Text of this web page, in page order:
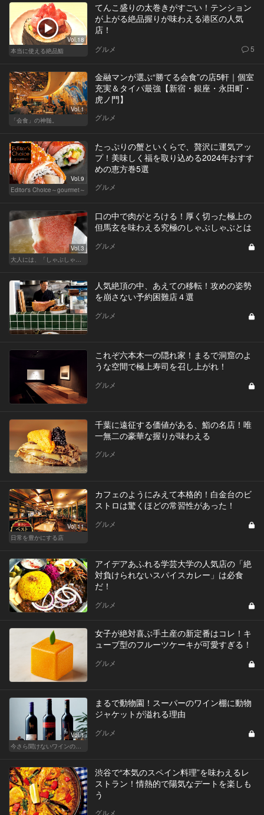
Vol.18
本当に使える絶品鮨
てんこ盛りの太巻きがすごい！テンション
が上がる絶品握りが味わえる港区の人気
店！
グルメ 5
Vol.1
「会食」の神髄。
金融マンが選ぶ“勝てる会食”の店5軒｜個室
充実＆タイパ最強【新宿・銀座・永田町・
虎ノ門】
グルメ
Vol.9
Editor's Choice～gourmet～
たっぷりの蟹といくらで、贅沢に運気アッ
プ！美味しく福を取り込める2024年おすす
めの恵方巻5選
グルメ
Vol.3
口の中で肉がとろける！厚く切った極上の
但馬玄を味わえる究極のしゃぶしゃぶとは
グルメ
人気絶頂の中、あえての移転！攻めの姿勢
を崩さない予約困難店４選
グルメ
これぞ六本木一の隠れ家！まるで洞窟のよ
うな空間で極上寿司を召し上がれ！
グルメ
千葉に遠征する価値がある、鮨の名店！唯
一無二の豪華な握りが味わえる
グルメ
Vol.11
日常を豊かにする店
カフェのようにみえて本格的！白金台のビ
ストロは驚くほどの常習性があった！
グルメ
アイデアあふれる学芸大学の人気店の「絶
対負けられないスパイスカレー」は必食
だ！
グルメ
女子が絶対喜ぶ手土産の新定番はコレ！キ
ューブ型のフルーツケーキが可愛すぎる！
グルメ
Vol.1
まるで動物園！スーパーのワイン棚に動物
ジャケットが溢れる理由
グルメ
渋谷で“本気のスペイン料理”を味わえるレ
ストラン！情熱的で陽気なデートを楽しも
う
グルメ